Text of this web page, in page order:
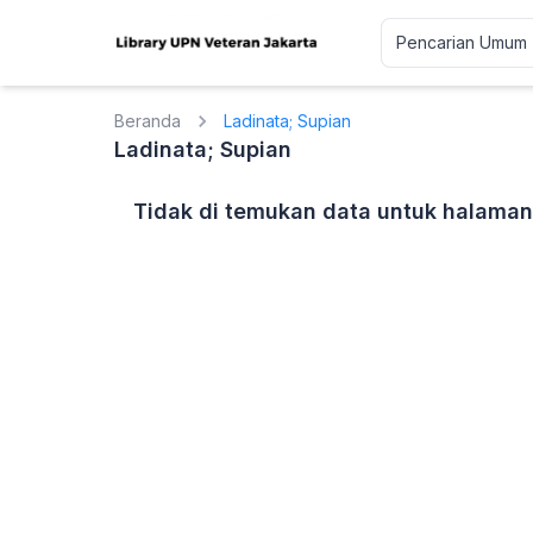
Beranda Ladinata; Supian
Ladinata; Supian
Tidak di temukan data untuk